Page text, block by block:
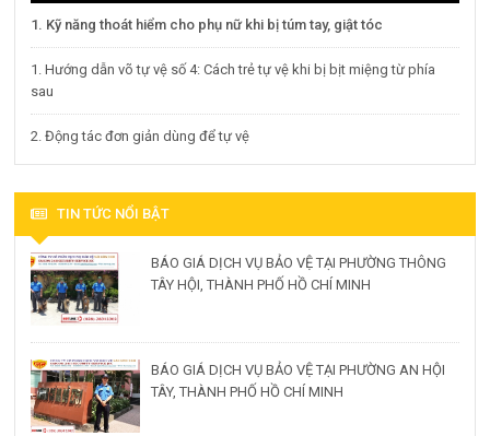
1. Kỹ năng thoát hiểm cho phụ nữ khi bị túm tay, giật tóc
1. Hướng dẫn võ tự vệ số 4: Cách trẻ tự vệ khi bị bịt miệng từ phía
sau
2. Động tác đơn giản dùng để tự vệ
TIN TỨC NỔI BẬT
BÁO GIÁ DỊCH VỤ BẢO VỆ TẠI PHƯỜNG THÔNG
TÂY HỘI, THÀNH PHỐ HỒ CHÍ MINH
BÁO GIÁ DỊCH VỤ BẢO VỆ TẠI PHƯỜNG AN HỘI
TÂY, THÀNH PHỐ HỒ CHÍ MINH